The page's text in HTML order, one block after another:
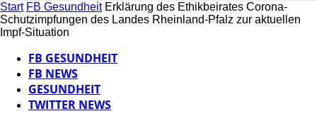
Start FB Gesundheit Erklärung des Ethikbeirates Corona-
Schutzimpfungen des Landes Rheinland-Pfalz zur aktuellen
Impf-Situation
FB GESUNDHEIT
FB NEWS
GESUNDHEIT
TWITTER NEWS